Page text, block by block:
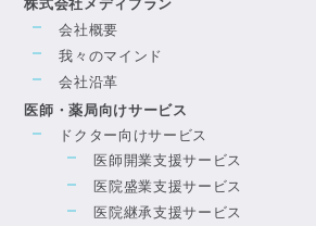
会社概要
我々のマインド
会社沿革
医師・薬局向けサービス
ドクター向けサービス
医師開業支援サービス
医院盛業支援サービス
医院継承支援サービス